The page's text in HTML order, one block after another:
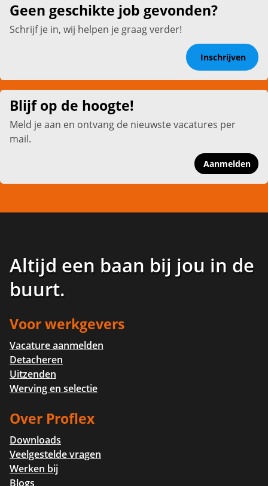
Geen geschikte job gevonden?
Schrijf je in, wij helpen je graag verder!
Inschrijven
Blijf op de hoogte!
Meld je aan en ontvang de nieuwste vacatures per
mail.
Aanmelden
Altijd een baan bij jou in de
buurt.
Voor werkgevers
Vacature aanmelden
Detacheren
Uitzenden
Werving en selectie
Over Proflex
Downloads
Veelgestelde vragen
Werken bij
Blogs